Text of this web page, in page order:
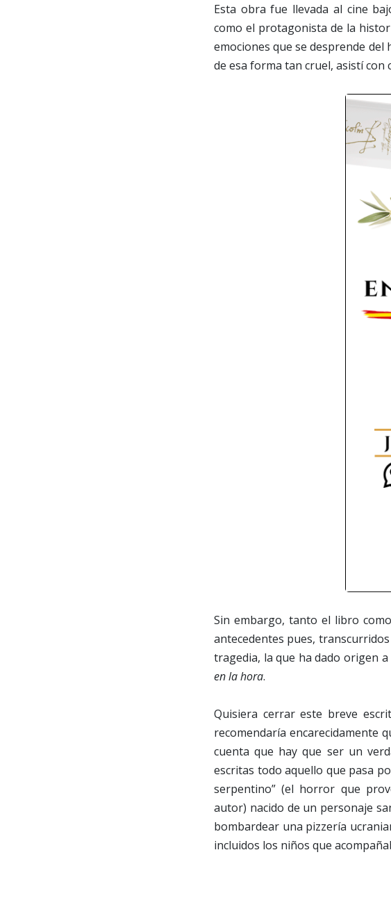
Esta obra fue llevada al cine
como el protagonista de la
emociones que se desprende
de esa forma tan cruel, asistí con
Sin embargo, tanto el libro
antecedentes pues,
tragedia, la que ha dado origen
en la hora.
Quisiera cerrar este breve
recomendaría encarecidamente
cuenta que hay que ser un
escritas todo aquello que pasa
serpentino” (el horror que
autor) nacido de un personaje
bombardear una pizzería
incluidos los niños que